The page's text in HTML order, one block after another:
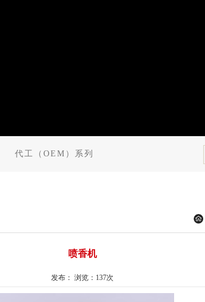
代工（OEM）系列
喷香机
发布： 浏览： 137次